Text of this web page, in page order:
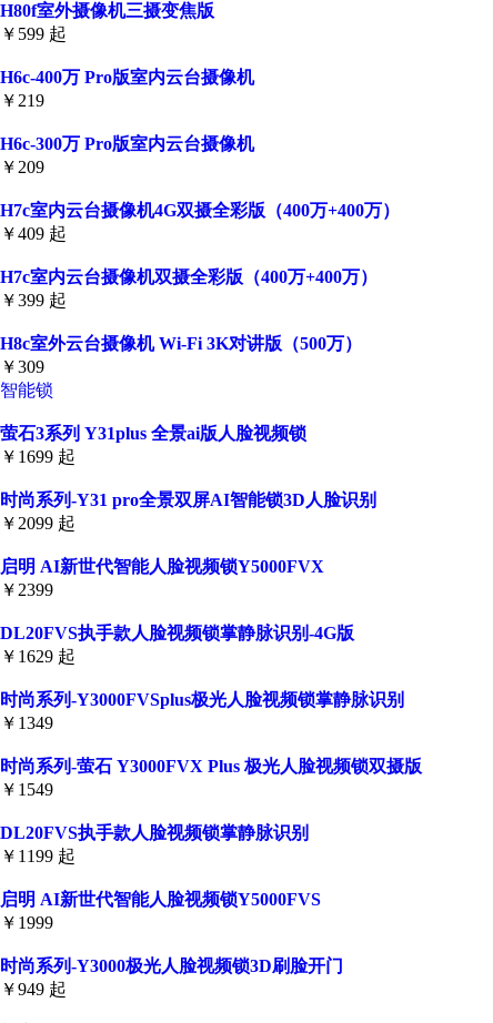
H80f室外摄像机三摄变焦版
￥599 起
H6c-400万 Pro版室内云台摄像机
￥219
H6c-300万 Pro版室内云台摄像机
￥209
H7c室内云台摄像机4G双摄全彩版（400万+400万）
￥409 起
H7c室内云台摄像机双摄全彩版（400万+400万）
￥399 起
H8c室外云台摄像机 Wi-Fi 3K对讲版（500万）
￥309
智能锁
萤石3系列 Y31plus 全景ai版人脸视频锁
￥1699 起
时尚系列-Y31 pro全景双屏AI智能锁3D人脸识别
￥2099 起
启明 AI新世代智能人脸视频锁Y5000FVX
￥2399
DL20FVS执手款人脸视频锁掌静脉识别-4G版
￥1629 起
时尚系列-Y3000FVSplus极光人脸视频锁掌静脉识别
￥1349
时尚系列-萤石 Y3000FVX Plus 极光人脸视频锁双摄版
￥1549
DL20FVS执手款人脸视频锁掌静脉识别
￥1199 起
启明 AI新世代智能人脸视频锁Y5000FVS
￥1999
时尚系列-Y3000极光人脸视频锁3D刷脸开门
￥949 起